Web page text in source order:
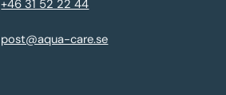
+46 31 52 22 44
post@aqua-care.se